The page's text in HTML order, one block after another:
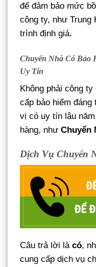
để đảm bảo mức
công ty, như Trung
trình định giá.
Chuyển Nhà Có Bảo
Uy Tín
Không phải công
cấp bảo hiểm
vị có uy tín lâu
hàng, như Chuyển
Dịch Vụ Chuyển
Câu trả lời là có,
cung cấp dịch vụ